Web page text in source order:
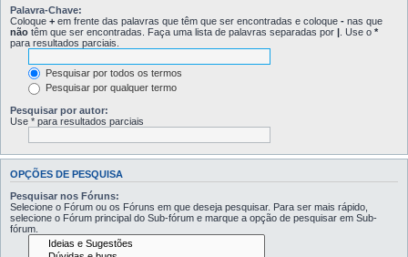
Palavra-Chave:
Coloque + em frente das palavras que têm que ser encontradas e coloque - nas que
não têm que ser encontradas. Faça uma lista de palavras separadas por | . Use o *
para resultados parciais.
Pesquisar por todos os termos
Pesquisar por qualquer termo
Pesquisar por autor:
Use * para resultados parciais
OPÇÕES DE PESQUISA
Pesquisar nos Fóruns:
Selecione o Fórum ou os Fóruns em que deseja pesquisar. Para ser mais rápido,
selecione o Fórum principal do Sub-fórum e marque a opção de pesquisar em Sub-
fórum.